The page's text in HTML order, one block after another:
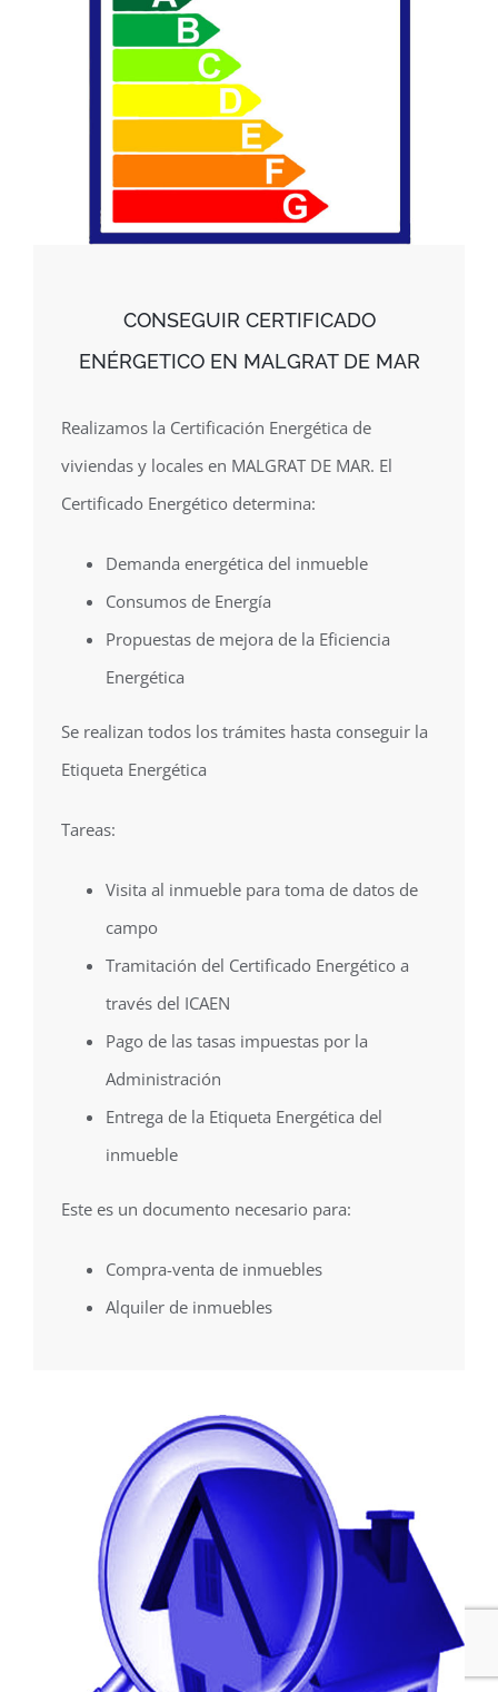
CONSEGUIR CERTIFICADO
ENÉRGETICO EN MALGRAT DE MAR
Realizamos la Certificación Energética de
viviendas y locales en MALGRAT DE MAR. El
Certificado Energético determina:
Demanda energética del inmueble
Consumos de Energía
Propuestas de mejora de la Eficiencia
Energética
Se realizan todos los trámites hasta conseguir la
Etiqueta Energética
Tareas:
Visita al inmueble para toma de datos de
campo
Tramitación del Certificado Energético a
través del ICAEN
Pago de las tasas impuestas por la
Administración
Entrega de la Etiqueta Energética del
inmueble
Este es un documento necesario para:
Compra-venta de inmuebles
Alquiler de inmuebles